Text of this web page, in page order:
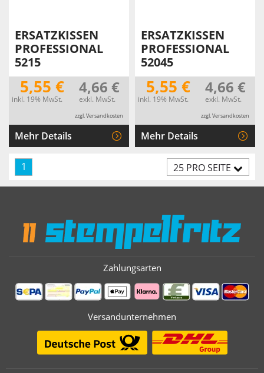
ERSATZKISSEN
PROFESSIONAL
5215
5,55 €
inkl. 19% MwSt.
4,66 €
exkl. MwSt.
zzgl. Versandkosten
Mehr Details
ERSATZKISSEN
PROFESSIONAL
52045
5,55 €
inkl. 19% MwSt.
4,66 €
exkl. MwSt.
zzgl. Versandkosten
Mehr Details
25 PRO SEITE
1
Zahlungsarten
Versandunternehmen